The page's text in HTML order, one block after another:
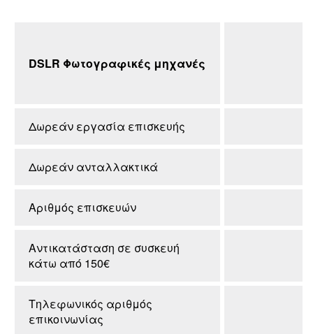
DSLR Φωτογραφικές μηχανές
Δωρεάν εργασία επισκευής
Δωρεάν ανταλλακτικά
Αριθμός επισκευών
Αντικατάσταση σε συσκευή
κάτω από 150€
Τηλεφωνικός αριθμός
επικοινωνίας